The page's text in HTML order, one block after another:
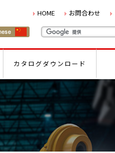
HOME お問合わせ
カタログダウンロード